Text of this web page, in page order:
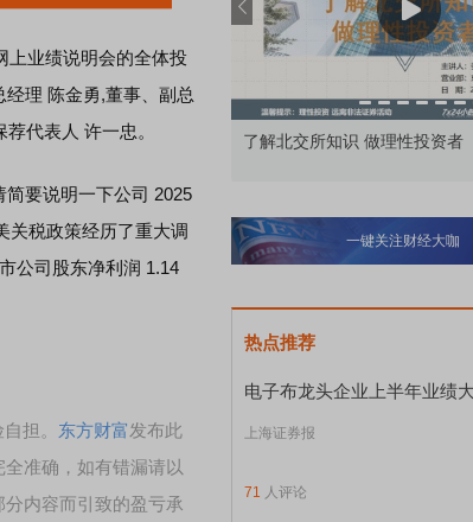
上业绩说明会的全体投
理 陈金勇,董事、副总
代表人 许一忠。
要说明一下公司 2025
关税政策经历了重大调
公司股东净利润 1.14
担。 东方财富发布此
准确，如有错漏请以
内容而引致的盈亏承
理性投资者 市价委托那么多种，究竟怎么用
一键关注财经大咖
热点推荐
电子布龙头企业上半年业绩
上海证券报
71 人评论